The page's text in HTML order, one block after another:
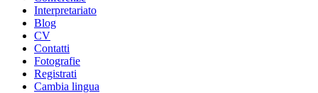
Interpretariato
Blog
CV
Contatti
Fotografie
Registrati
Cambia lingua